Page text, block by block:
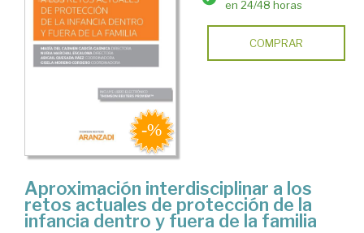
en 24/48 horas
COMPRAR
Aproximación interdisciplinar a los
retos actuales de protección de la
infancia dentro y fuera de la familia